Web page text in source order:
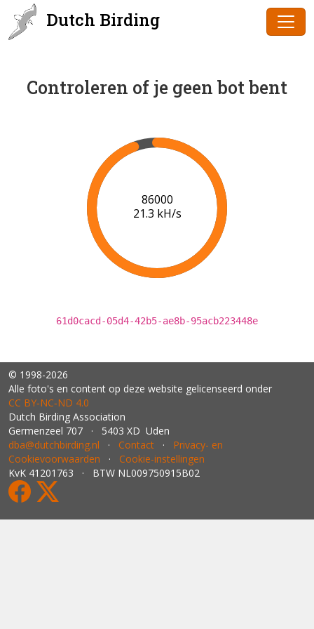
Dutch Birding
Controleren of je geen bot bent
88000
21.4 kH/s
61d0cacd-05d4-42b5-ae8b-95acb223448e
© 1998-2026
Alle foto's en content op deze website gelicenseerd onder
CC BY‑NC‑ND 4.0
Dutch Birding Association
Germenzeel 707 · 5403 XD Uden
dba@dutchbirding.nl · Contact · Privacy- en
Cookievoorwaarden · Cookie-instellingen
KvK 41201763 · BTW NL009750915B02